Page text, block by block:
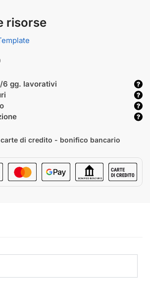
risorse
6 gg. lavorativi
di credito - bonifico bancario